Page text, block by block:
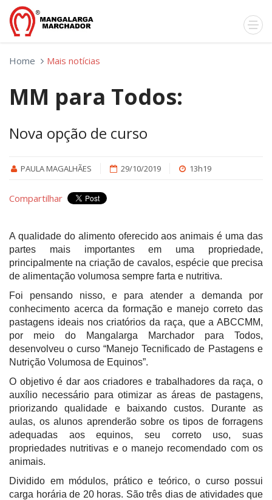
Home Mais notícias
MM para Todos:
Nova opção de curso
PAULA MAGALHÃES 29/10/2019 13h19
Compartilhar
A qualidade do alimento oferecido aos animais é uma das
partes mais importantes em uma propriedade,
principalmente na criação de cavalos, espécie que precisa
de alimentação volumosa sempre farta e nutritiva.
Foi pensando nisso, e para atender a demanda por
conhecimento acerca da formação e manejo correto das
pastagens ideais nos criatórios da raça, que a ABCCMM,
por meio do Mangalarga Marchador para Todos,
desenvolveu o curso “Manejo Tecnificado de Pastagens e
Nutrição Volumosa de Equinos”.
O objetivo é dar aos criadores e trabalhadores da raça, o
auxílio necessário para otimizar as áreas de pastagens,
priorizando qualidade e baixando custos. Durante as
aulas, os alunos aprenderão sobre os tipos de forragens
adequadas aos equinos, seu correto uso, suas
propriedades nutritivas e o manejo recomendado com os
animais.
Dividido em módulos, prático e teórico, o curso possui
carga horária de 20 horas. São três dias de atividades que